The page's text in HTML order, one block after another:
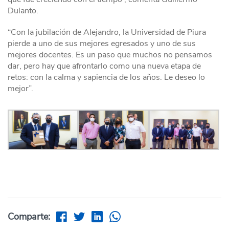
Dulanto.
“Con la jubilación de Alejandro, la Universidad de Piura
pierde a uno de sus mejores egresados y uno de sus
mejores docentes. Es un paso que muchos no pensamos
dar, pero hay que afrontarlo como una nueva etapa de
retos: con la calma y sapiencia de los años. Le deseo lo
mejor”.
Comparte: